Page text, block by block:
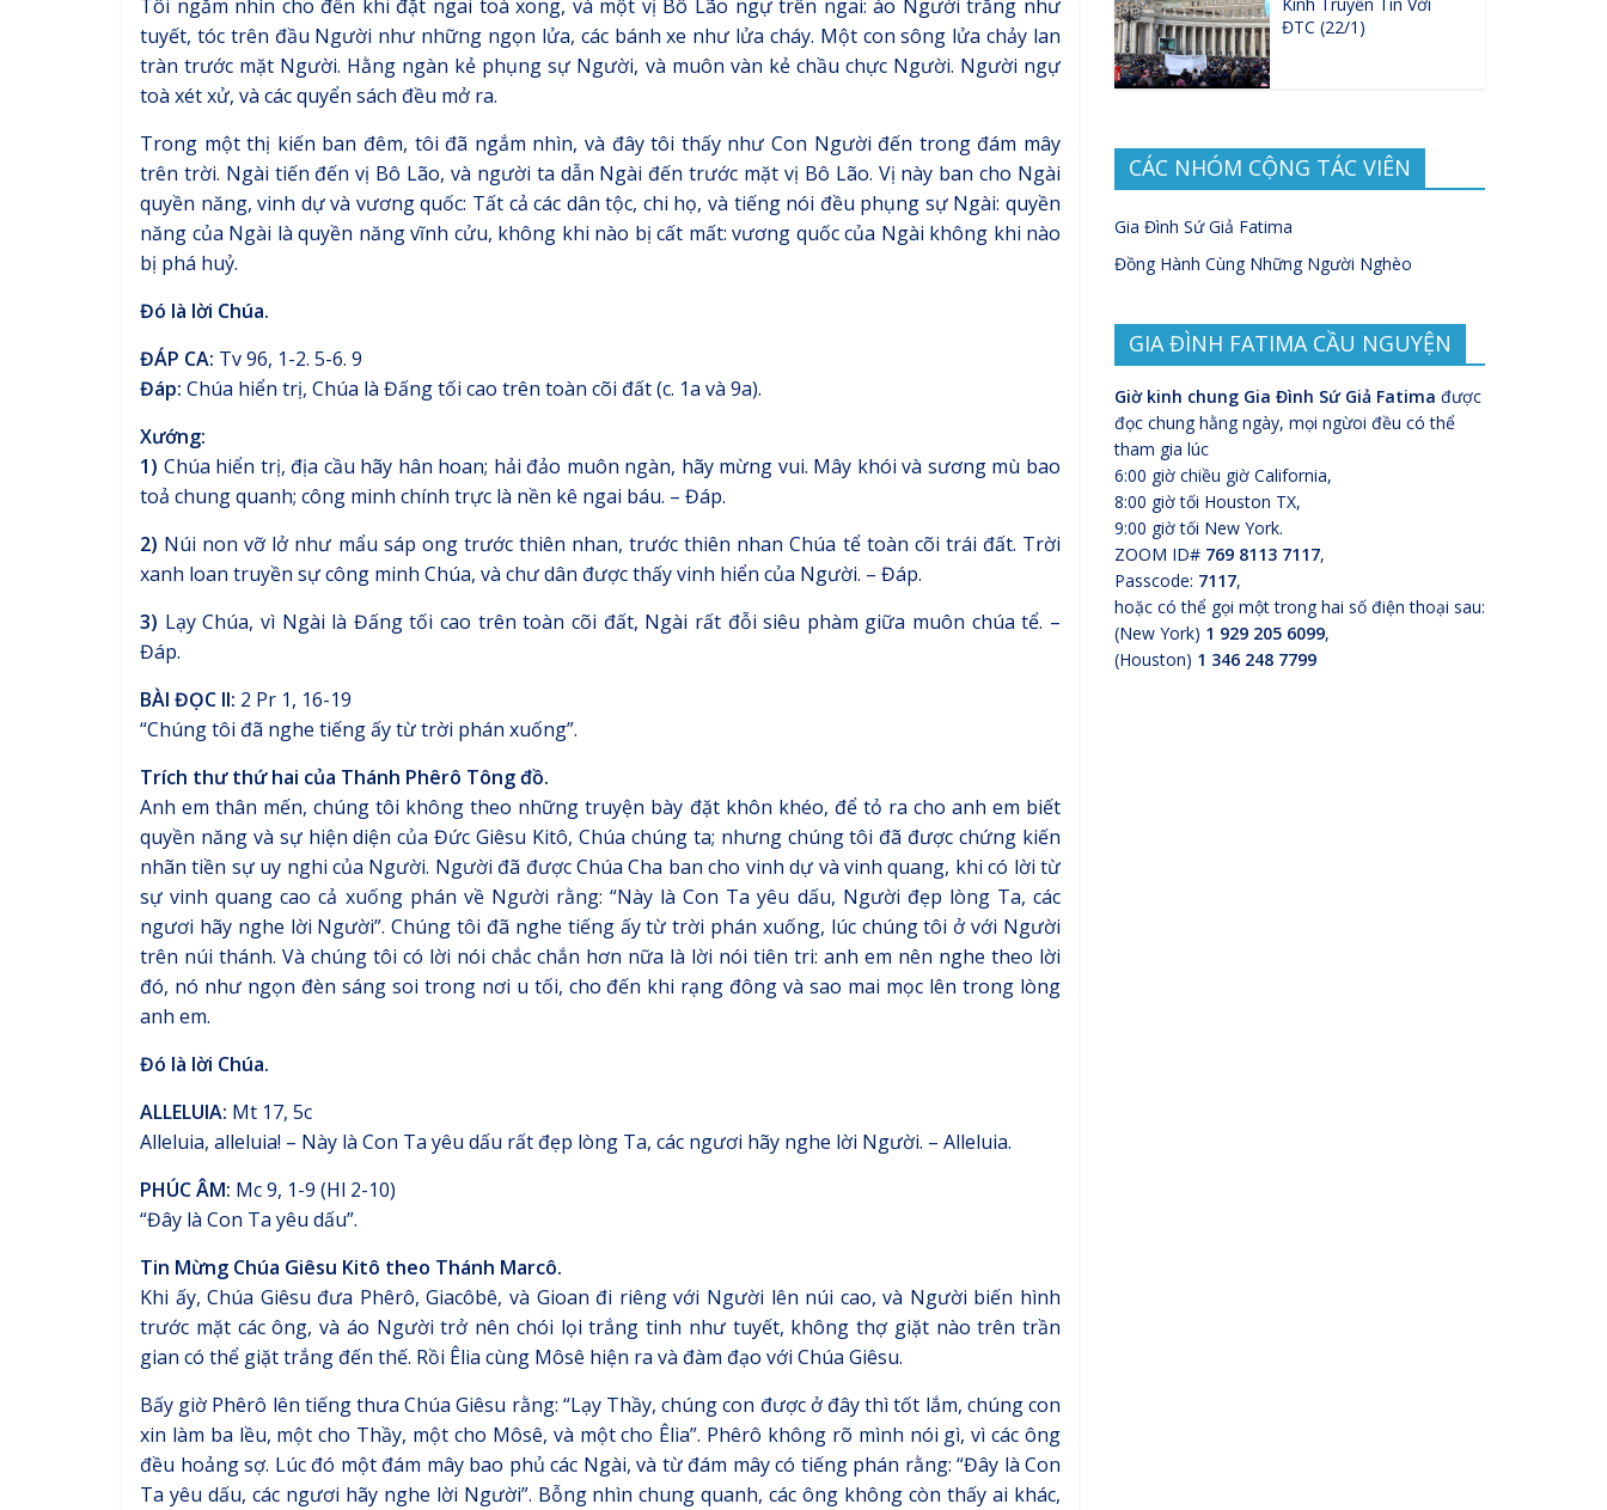
Tôi ngắm nhìn cho đến khi đặt ngai toà xong, và một vị Bô Lão ngự trên ngai: áo Người trắng như
tuyết, tóc trên đầu Người như những ngọn lửa, các bánh xe như lửa cháy. Một con sông lửa chảy lan
tràn trước mặt Người. Hằng ngàn kẻ phụng sự Người, và muôn vàn kẻ chầu chực Người. Người ngự
toà xét xử, và các quyển sách đều mở ra.
Trong một thị kiến ban đêm, tôi đã ngắm nhìn, và đây tôi thấy như Con Người đến trong đám mây
trên trời. Ngài tiến đến vị Bô Lão, và người ta dẫn Ngài đến trước mặt vị Bô Lão. Vị này ban cho Ngài
quyền năng, vinh dự và vương quốc: Tất cả các dân tộc, chi họ, và tiếng nói đều phụng sự Ngài: quyền
năng của Ngài là quyền năng vĩnh cửu, không khi nào bị cất mất: vương quốc của Ngài không khi nào
bị phá huỷ.
Đó là lời Chúa.
ĐÁP CA: Tv 96, 1-2. 5-6. 9
Đáp: Chúa hiển trị, Chúa là Đấng tối cao trên toàn cõi đất (c. 1a và 9a).
Xướng:
1) Chúa hiển trị, địa cầu hãy hân hoan; hải đảo muôn ngàn, hãy mừng vui. Mây khói và sương mù bao
toả chung quanh; công minh chính trực là nền kê ngai báu. – Đáp.
2) Núi non vỡ lở như mẩu sáp ong trước thiên nhan, trước thiên nhan Chúa tể toàn cõi trái đất. Trời
xanh loan truyền sự công minh Chúa, và chư dân được thấy vinh hiển của Người. – Đáp.
3) Lạy Chúa, vì Ngài là Đấng tối cao trên toàn cõi đất, Ngài rất đỗi siêu phàm giữa muôn chúa tể. –
Đáp.
BÀI ĐỌC II: 2 Pr 1, 16-19
“Chúng tôi đã nghe tiếng ấy từ trời phán xuống”.
Trích thư thứ hai của Thánh Phêrô Tông đồ.
Anh em thân mến, chúng tôi không theo những truyện bày đặt khôn khéo, để tỏ ra cho anh em biết
quyền năng và sự hiện diện của Đức Giêsu Kitô, Chúa chúng ta; nhưng chúng tôi đã được chứng kiến
nhãn tiền sự uy nghi của Người. Người đã được Chúa Cha ban cho vinh dự và vinh quang, khi có lời từ
sự vinh quang cao cả xuống phán về Người rằng: “Này là Con Ta yêu dấu, Người đẹp lòng Ta, các
ngươi hãy nghe lời Người”. Chúng tôi đã nghe tiếng ấy từ trời phán xuống, lúc chúng tôi ở với Người
trên núi thánh. Và chúng tôi có lời nói chắc chắn hơn nữa là lời nói tiên tri: anh em nên nghe theo lời
đó, nó như ngọn đèn sáng soi trong nơi u tối, cho đến khi rạng đông và sao mai mọc lên trong lòng
anh em.
Đó là lời Chúa.
ALLELUIA: Mt 17, 5c
Alleluia, alleluia! – Này là Con Ta yêu dấu rất đẹp lòng Ta, các ngươi hãy nghe lời Người. – Alleluia.
PHÚC ÂM: Mc 9, 1-9 (Hl 2-10)
“Đây là Con Ta yêu dấu”.
Tin Mừng Chúa Giêsu Kitô theo Thánh Marcô.
Khi ấy, Chúa Giêsu đưa Phêrô, Giacôbê, và Gioan đi riêng với Người lên núi cao, và Người biến hình
trước mặt các ông, và áo Người trở nên chói lọi trắng tinh như tuyết, không thợ giặt nào trên trần
gian có thể giặt trắng đến thế. Rồi Êlia cùng Môsê hiện ra và đàm đạo với Chúa Giêsu.
Bấy giờ Phêrô lên tiếng thưa Chúa Giêsu rằng: “Lạy Thầy, chúng con được ở đây thì tốt lắm, chúng con
xin làm ba lều, một cho Thầy, một cho Môsê, và một cho Êlia”. Phêrô không rõ mình nói gì, vì các ông
đều hoảng sợ. Lúc đó một đám mây bao phủ các Ngài, và từ đám mây có tiếng phán rằng: “Đây là Con
Ta yêu dấu, các ngươi hãy nghe lời Người”. Bỗng nhìn chung quanh, các ông không còn thấy ai khác,
ĐTC (22/1)
CÁC NHÓM CỘNG TÁC VIÊN
Gia Đình Sứ Giả Fatima
Đồng Hành Cùng Những Người Nghèo
GIA ĐÌNH FATIMA CẦU NGUYỆN
Giờ kinh chung Gia Đình Sứ Giả Fatima được
đọc chung hằng ngày, mọi ngừoi đều có thể
tham gia lúc
6:00 giờ chiều giờ California,
8:00 giờ tối Houston TX,
9:00 giờ tối New York.
ZOOM ID# 769 8113 7117,
Passcode: 7117,
hoặc có thể gọi một trong hai số điện thoại sau:
(New York) 1 929 205 6099,
(Houston) 1 346 248 7799